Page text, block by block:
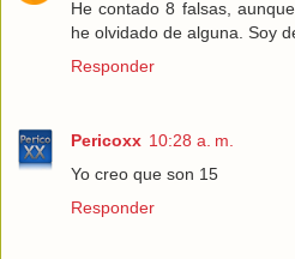
He contado 8 falsas,
he olvidado de alguna. Soy
Responder
Pericoxx 10:28 a. m.
Yo creo que son 15
Responder